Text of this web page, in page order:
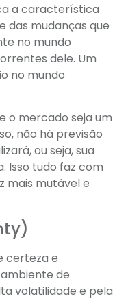
a característica
das mudanças que
no mundo
dele. Um
no mundo
o mercado seja um
não há previsão
ou seja, sua
Isso tudo faz com
mais mutável e
certeza e
de
volatilidade e pela